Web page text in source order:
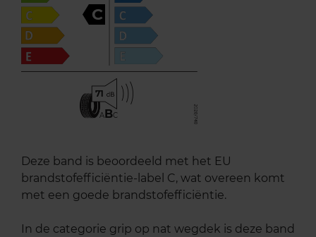
C
71
ABC
Deze band is beoordeeld met het EU
brandstofefficiëntie-label C, wat overeen komt
met een goede brandstofefficiëntie.
In de categorie grip op nat wegdek is deze band